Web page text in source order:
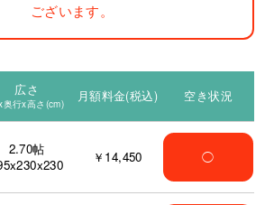
ございます。
広さ
奥行x高さ(cm) 月額料金(税込) 空き状況
2.70帖
￥14,450 ◯